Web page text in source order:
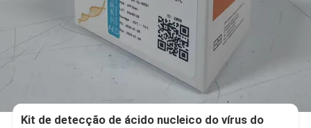
Kit de detecção de ácido nucleico do vírus do